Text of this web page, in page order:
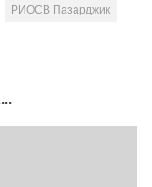
РИОСВ Пазарджик